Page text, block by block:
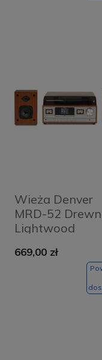
Wieża Denver
MRD-52
Lightwood
669,00 zł